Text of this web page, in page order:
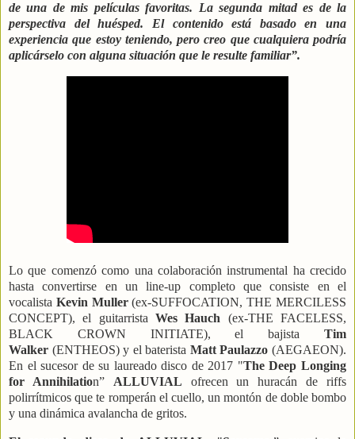
de una de mis películas favoritas. La segunda mitad es de la
perspectiva del huésped. El contenido está basado en una
experiencia que estoy teniendo, pero creo que cualquiera podría
aplicárselo con alguna situación que le resulte familiar”.
Lo que comenzó como una colaboración instrumental ha crecido
hasta convertirse en un line-up completo que consiste en el
vocalista Kevin Muller(ex-SUFFOCATION, THE MERCILESS
CONCEPT), el guitarrista Wes Hauch (ex-THE FACELESS,
BLACK CROWN INITIATE), el bajista Tim
Walker (ENTHEOS) y el baterista Matt Paulazzo(AEGAEON).
En el sucesor de su laureado disco de 2017 "The Deep Longing
for Annihilation” ALLUVIAL ofrecen un huracán de riffs
polirrítmicos que te romperán el cuello, un montón de doble bombo
y una dinámica avalancha de gritos.